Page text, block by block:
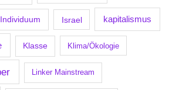
Individuum Israel kapitalismus
Klasse Klima/Ökologie
Linker Mainstream